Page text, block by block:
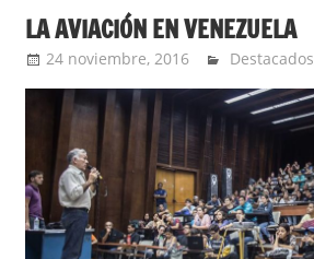
LA AVIACIÓN EN VENEZUELA
24 noviembre, 2016 admin
Destacados